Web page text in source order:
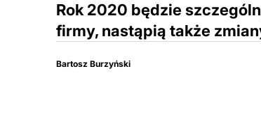
Rok 2020 będzie
firmy, nastąpią także
Bartosz Burzyński